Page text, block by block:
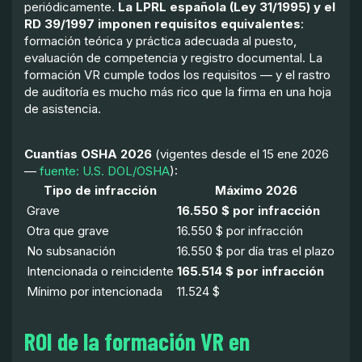
periódicamente. La LPRL española (Ley 31/1995) y el
RD 39/1997 imponen requisitos equivalentes:
formación teórica y práctica adecuada al puesto,
evaluación de competencia y registro documental. La
formación VR cumple todos los requisitos — y el rastro
de auditoría es mucho más rico que la firma en una hoja
de asistencia.
Cuantías OSHA 2026 (vigentes desde el 15 ene 2026
— fuente: U.S. DOL/OSHA):
Tipo de infracción
Máximo 2026
Grave
16.550 $ por infracción
Otra que grave
16.550 $ por infracción
No subsanación
16.550 $ por día tras el plazo
Intencionada o reincidente 165.514 $ por infracción
Mínimo por intencionada
11.524 $
ROI de la formación VR en